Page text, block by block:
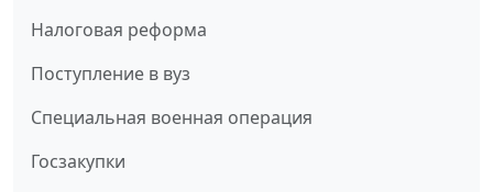
Налоговая реформа
Поступление в вуз
Специальная военная операция
Госзакупки